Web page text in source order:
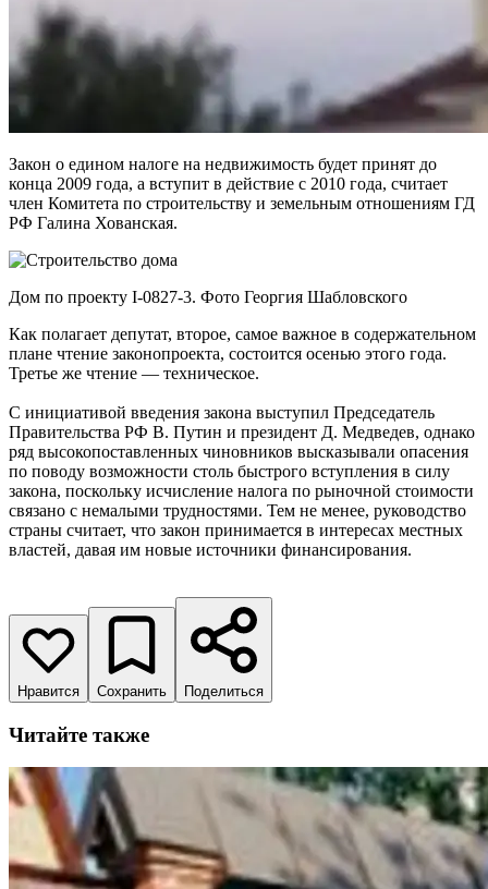
Закон о едином налоге на недвижимость будет принят до
конца 2009 года, а вступит в действие с 2010 года, считает
член Комитета по строительству и земельным отношениям ГД
РФ Галина Хованская.
Дом по проекту I-0827-3. Фото Георгия Шабловского
Как полагает депутат, второе, самое важное в содержательном
плане чтение законопроекта, состоится осенью этого года.
Третье же чтение — техническое.
С инициативой введения закона выступил Председатель
Правительства РФ В. Путин и президент Д. Медведев, однако
ряд высокопоставленных чиновников высказывали опасения
по поводу возможности столь быстрого вступления в силу
закона, поскольку исчисление налога по рыночной стоимости
связано с немалыми трудностями. Тем не менее, руководство
страны считает, что закон принимается в интересах местных
властей, давая им новые источники финансирования.
Нравится Сохранить Поделиться
Читайте также